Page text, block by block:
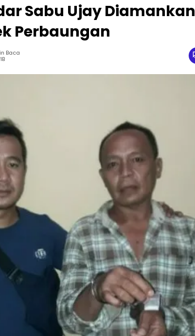
Sabu Ujay Diamankan
Perbaungan
Baca